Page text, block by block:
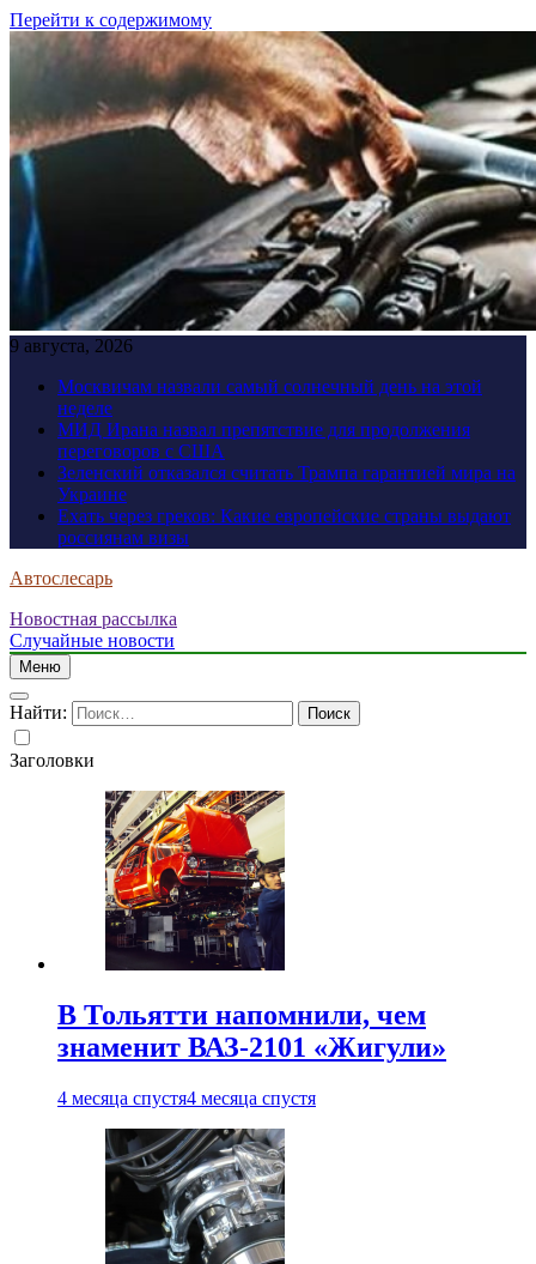
Перейти к содержимому
9 августа, 2026
Москвичам назвали самый солнечный день на этой
неделе
МИД Ирана назвал препятствие для продолжения
переговоров с США
Зеленский отказался считать Трампа гарантией мира на
Украине
Ехать через греков: Какие европейские страны выдают
россиянам визы
Автослесарь
Новостная рассылка
Случайные новости
Меню
Найти:
Заголовки
В Тольятти напомнили, чем
знаменит ВАЗ-2101 «Жигули»
4 месяца спустя4 месяца спустя